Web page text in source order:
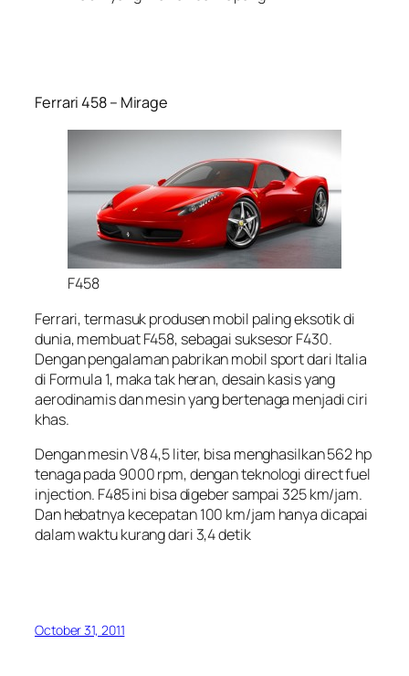
Ferrari 458 – Mirage
F458
Ferrari, termasuk produsen mobil paling eksotik di
dunia, membuat F458, sebagai suksesor F430.
Dengan pengalaman pabrikan mobil sport dari Italia
di Formula 1, maka tak heran, desain kasis yang
aerodinamis dan mesin yang bertenaga menjadi ciri
khas.
Dengan mesin V8 4,5 liter, bisa menghasilkan 562 hp
tenaga pada 9000 rpm, dengan teknologidirect fuel
injection. F485 ini bisa digeber sampai 325 km/jam.
Dan hebatnya kecepatan 100 km/jam hanya dicapai
dalam waktu kurang dari 3,4 detik
October 31, 2011